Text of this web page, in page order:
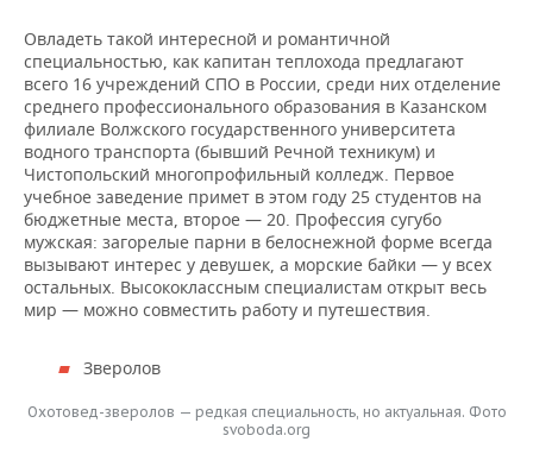
Овладеть такой интересной и романтичной
специальностью, как капитан теплохода предлагают
всего 16 учреждений СПО в России, среди них отделение
среднего профессионального образования в Казанском
филиале Волжского государственного университета
водного транспорта (бывший Речной техникум) и
Чистопольский многопрофильный колледж. Первое
учебное заведение примет в этом году 25 студентов на
бюджетные места, второе — 20. Профессия сугубо
мужская: загорелые парни в белоснежной форме всегда
вызывают интерес у девушек, а морские байки — у всех
остальных. Высококлассным специалистам открыт весь
мир — можно совместить работу и путешествия.
Зверолов
Охотовед-зверолов — редкая специальность, но актуальная. Фото
svoboda.org